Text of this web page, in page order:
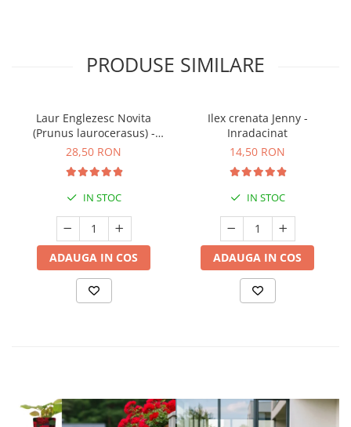
PRODUSE SIMILARE
Laur Englezesc Novita
(Prunus laurocerasus) -
40cm (P9)
28,50 RON
IN STOC
ADAUGA IN COS
Ilex crenata Jenny -
Inradacinat
14,50 RON
IN STOC
ADAUGA IN COS